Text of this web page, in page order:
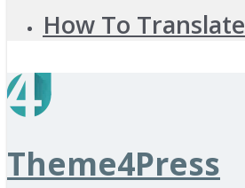
How To Translate
Theme4Press